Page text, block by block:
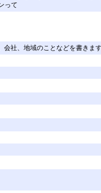
って
社、地域のことなどを書きます